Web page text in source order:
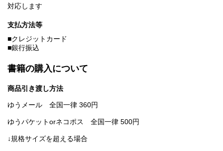
対応します
支払方法等
■クレジットカード
■銀行振込
書籍の購入について
商品引き渡し方法
ゆうメール 全国一律 360円
ゆうパケットorネコポス 全国一律 500円
↓規格サイズを超える場合